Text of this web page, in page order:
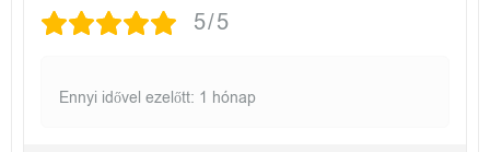
5/5
Ennyi idővel ezelőtt: 1 hónap